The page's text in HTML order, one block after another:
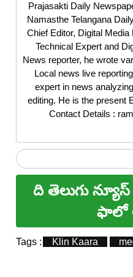
Prajasakti Daily
Namasthe Telangana
Chief Editor, Digital
Technical Expert and
News reporter, he wrote
Local news live
expert in news
editing. He is the present
Contact Details :
ది తెలుగు న్యూస్
ఫాలో
Tags : Klin Kaara